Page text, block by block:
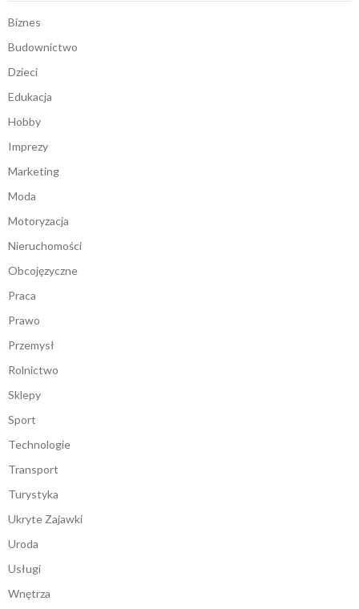
Biznes
Budownictwo
Dzieci
Edukacja
Hobby
Imprezy
Marketing
Moda
Motoryzacja
Nieruchomości
Obcojęzyczne
Praca
Prawo
Przemysł
Rolnictwo
Sklepy
Sport
Technologie
Transport
Turystyka
Ukryte Zajawki
Uroda
Usługi
Wnętrza